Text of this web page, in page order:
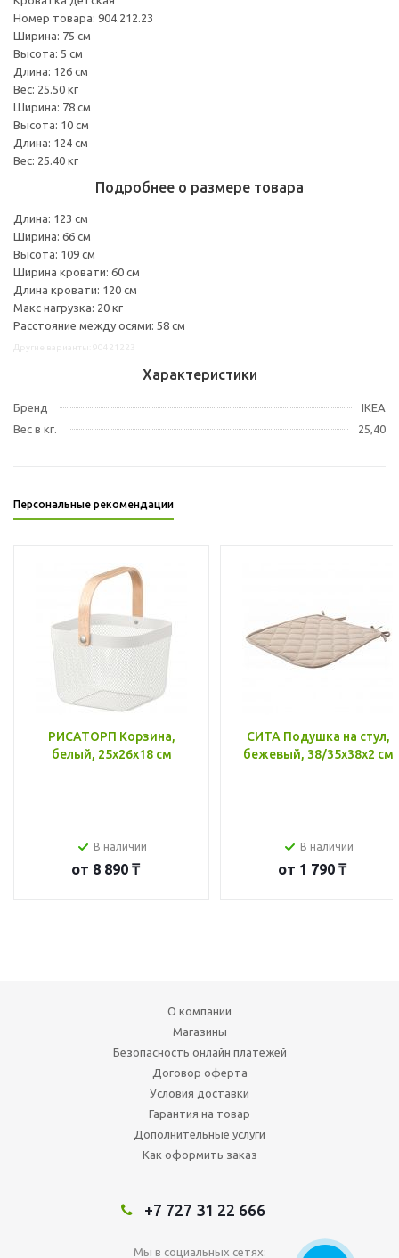
Номер товара: 904.212.23
Ширина: 75 см
Высота: 5 см
Длина: 126 см
Вес: 25.50 кг
Ширина: 78 см
Высота: 10 см
Длина: 124 см
Вес: 25.40 кг
Подробнее о размере товара
Длина: 123 см
Ширина: 66 см
Высота: 109 см
Ширина кровати: 60 см
Длина кровати: 120 см
Макс нагрузка: 20 кг
Расстояние между осями: 58 см
Характеристики
Бренд
IKEA
Вес в кг.
25,40
Персональные рекомендации
РИСАТОРП Корзина,
белый, 25x26x18 см
В наличии
от 8 890 ₸
СИТА Подушка на стул,
бежевый, 38/35x38x2 см
В наличии
от 1 790 ₸
О компании
Магазины
Безопасность онлайн платежей
Договор оферта
Условия доставки
Гарантия на товар
Дополнительные услуги
Как оформить заказ
+7 727 31 22 666
Мы в социальных сетях: